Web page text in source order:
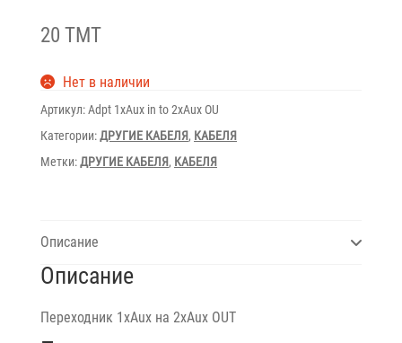
20 TMT
Нет в наличии
Артикул:Adpt 1xAux in to 2xAux OU
Категории:ДРУГИЕ КАБЕЛЯ, КАБЕЛЯ
Метки:ДРУГИЕ КАБЕЛЯ, КАБЕЛЯ
Описание
Описание
Переходник 1xAux на 2xAux OUT